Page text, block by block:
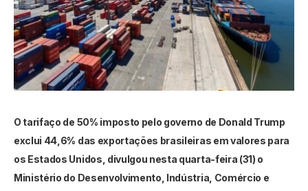
O tarifaço de 50% imposto pelo governo de Donald Trump
exclui 44,6% das exportações brasileiras em valores para
os Estados Unidos, divulgou nesta quarta-feira (31) o
Ministério do Desenvolvimento, Indústria, Comércio e